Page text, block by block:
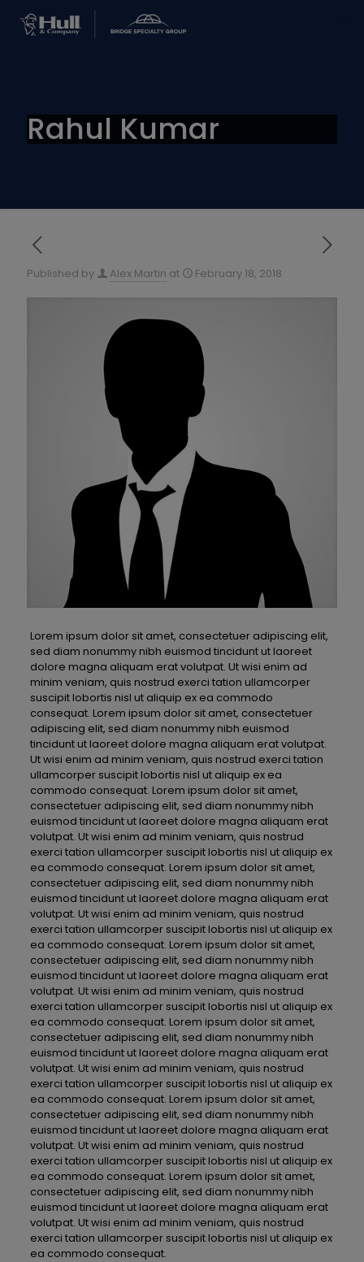
Rahul Kumar
Published by Alex Martin at February 18, 2018
Lorem ipsum dolor sit amet, consectetuer adipiscing elit,
sed diam nonummy nibh euismod tincidunt ut laoreet
dolore magna aliquam erat volutpat. Ut wisi enim ad
minim veniam, quis nostrud exerci tation ullamcorper
suscipit lobortis nisl ut aliquip ex ea commodo
consequat. Lorem ipsum dolor sit amet, consectetuer
adipiscing elit, sed diam nonummy nibh euismod
tincidunt ut laoreet dolore magna aliquam erat volutpat.
Ut wisi enim ad minim veniam, quis nostrud exerci tation
ullamcorper suscipit lobortis nisl ut aliquip ex ea
commodo consequat. Lorem ipsum dolor sit amet,
consectetuer adipiscing elit, sed diam nonummy nibh
euismod tincidunt ut laoreet dolore magna aliquam erat
volutpat. Ut wisi enim ad minim veniam, quis nostrud
exerci tation ullamcorper suscipit lobortis nisl ut aliquip ex
ea commodo consequat. Lorem ipsum dolor sit amet,
consectetuer adipiscing elit, sed diam nonummy nibh
euismod tincidunt ut laoreet dolore magna aliquam erat
volutpat. Ut wisi enim ad minim veniam, quis nostrud
exerci tation ullamcorper suscipit lobortis nisl ut aliquip ex
ea commodo consequat. Lorem ipsum dolor sit amet,
consectetuer adipiscing elit, sed diam nonummy nibh
euismod tincidunt ut laoreet dolore magna aliquam erat
volutpat. Ut wisi enim ad minim veniam, quis nostrud
exerci tation ullamcorper suscipit lobortis nisl ut aliquip ex
ea commodo consequat. Lorem ipsum dolor sit amet,
consectetuer adipiscing elit, sed diam nonummy nibh
euismod tincidunt ut laoreet dolore magna aliquam erat
volutpat. Ut wisi enim ad minim veniam, quis nostrud
exerci tation ullamcorper suscipit lobortis nisl ut aliquip ex
ea commodo consequat. Lorem ipsum dolor sit amet,
consectetuer adipiscing elit, sed diam nonummy nibh
euismod tincidunt ut laoreet dolore magna aliquam erat
volutpat. Ut wisi enim ad minim veniam, quis nostrud
exerci tation ullamcorper suscipit lobortis nisl ut aliquip ex
ea commodo consequat. Lorem ipsum dolor sit amet,
consectetuer adipiscing elit, sed diam nonummy nibh
euismod tincidunt ut laoreet dolore magna aliquam erat
volutpat. Ut wisi enim ad minim veniam, quis nostrud
exerci tation ullamcorper suscipit lobortis nisl ut aliquip ex
ea commodo consequat.